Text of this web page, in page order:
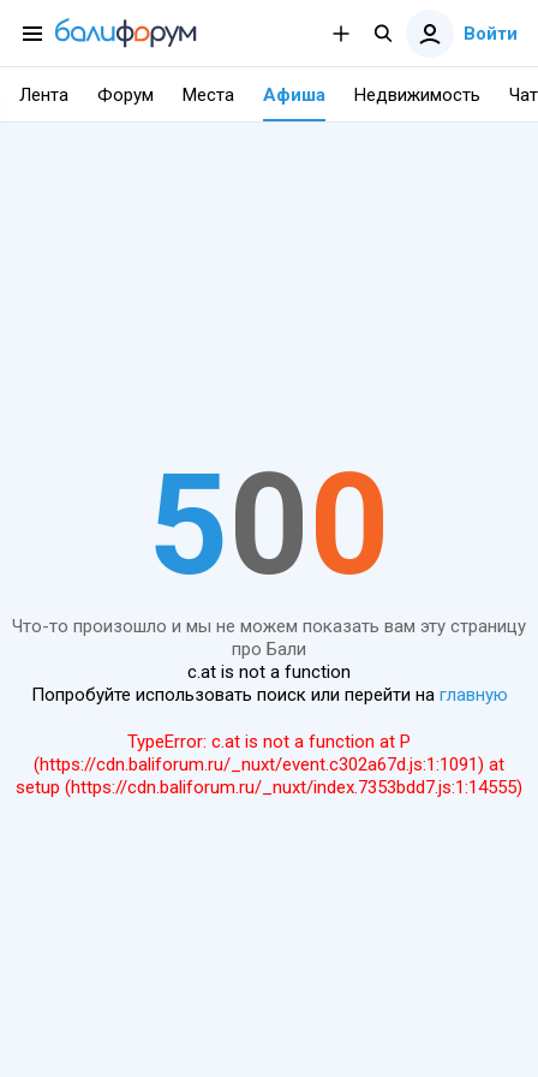
Войти
Лента Форум Места Афиша Недвижимость Чат
500
Что-то произошло и мы не можем показать вам эту страницу
про Бали
c.at is not a function
Попробуйте использовать поиск или перейти на главную
TypeError: c.at is not a function at P
(https://cdn.baliforum.ru/_nuxt/event.c302a67d.js:1:1091) at
setup (https://cdn.baliforum.ru/_nuxt/index.7353bdd7.js:1:14555)